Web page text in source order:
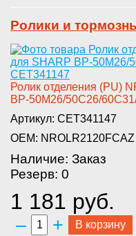
Ролики и
­Ролик отделения (PU)
BP-50M26/50C26/­
Артикул: CET341147
OEM: NROLR2120FCAZ
Наличие: Заказ
Резерв: 0
1 181 руб.
– + В корзину